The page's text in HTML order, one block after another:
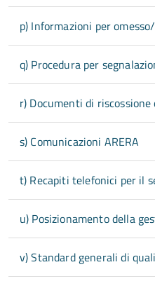
p) Informazioni per
q) Procedura per
r) Documenti di
s) Comunicazioni ARERA
t) Recapiti telefonici per il
u) Posizionamento della
v) Standard generali di